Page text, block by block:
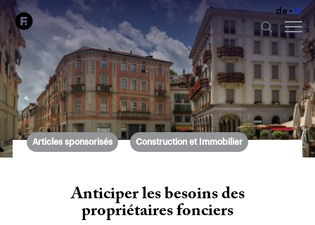
de fr
Articles sponsorisés Construction et Immobilier
Anticiper les besoins des
propriétaires fonciers